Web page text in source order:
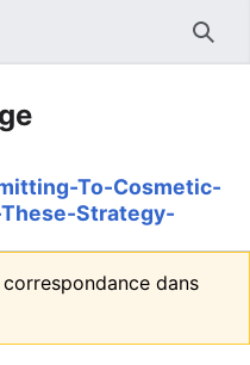
To-Cosmetic-
Strategy-
dans